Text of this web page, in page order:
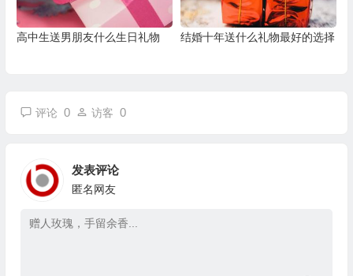
高中生送男朋友什么生日礼物 结婚十年送什么礼物最好的选择
评论 0 访客 0
发表评论
匿名网友